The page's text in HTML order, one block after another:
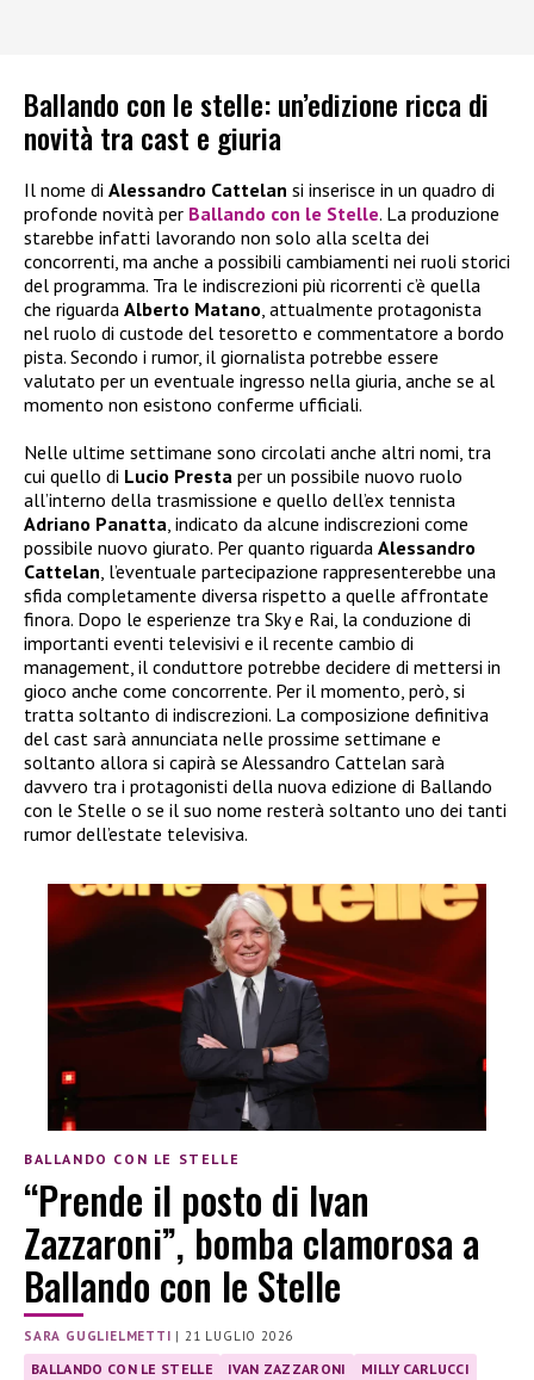
Ballando con le stelle: un’edizione ricca di
novità tra cast e giuria
Il nome di Alessandro Cattelan si inserisce in un quadro di
profonde novità per Ballando con le Stelle. La produzione
starebbe infatti lavorando non solo alla scelta dei
concorrenti, ma anche a possibili cambiamenti nei ruoli storici
del programma. Tra le indiscrezioni più ricorrenti c’è quella
che riguarda Alberto Matano , attualmente protagonista
nel ruolo di custode del tesoretto e commentatore a bordo
pista. Secondo i rumor, il giornalista potrebbe essere
valutato per un eventuale ingresso nella giuria, anche se al
momento non esistono conferme ufficiali.
Nelle ultime settimane sono circolati anche altri nomi, tra
cui quello di Lucio Presta per un possibile nuovo ruolo
all’interno della trasmissione e quello dell’ex tennista
Adriano Panatta , indicato da alcune indiscrezioni come
possibile nuovo giurato. Per quanto riguarda Alessandro
Cattelan , l’eventuale partecipazione rappresenterebbe una
sfida completamente diversa rispetto a quelle affrontate
finora. Dopo le esperienze tra Sky e Rai, la conduzione di
importanti eventi televisivi e il recente cambio di
management, il conduttore potrebbe decidere di mettersi in
gioco anche come concorrente. Per il momento, però, si
tratta soltanto di indiscrezioni. La composizione definitiva
del cast sarà annunciata nelle prossime settimane e
soltanto allora si capirà se Alessandro Cattelan sarà
davvero tra i protagonisti della nuova edizione di Ballando
con le Stelle o se il suo nome resterà soltanto uno dei tanti
rumor dell’estate televisiva.
BALLANDO CON LE STELLE
“Prende il posto di Ivan
Zazzaroni”, bomba clamorosa a
Ballando con le Stelle
SARA GUGLIELMETTI |21 LUGLIO 2026
BALLANDO CON LE STELLE IVAN ZAZZARONI MILLY CARLUCCI